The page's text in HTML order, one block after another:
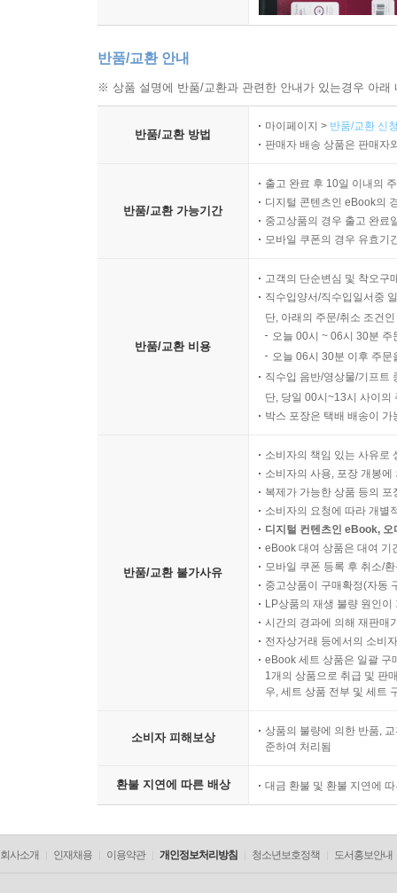
반품/교환 안내
※ 상품 설명에 반품/교환과 관련한 안내가 있는경우 아
반품/교환 방법
마이페이지 > 반품/교환 신
판매자 배송 상품은 판매자
반품/교환 가능기간
출고 완료 후 10일 이내의
디지털 콘텐츠인 eBook의
중고상품의 경우 출고 완료
모바일 쿠폰의 경우 유효기
반품/교환 비용
고객의 단순변심 및 착오구
직수입양서/직수입일서중
단, 아래의 주문/취소 조건
오늘 00시 ~ 06시 30분
오늘 06시 30분 이후 주
직수입 음반/영상물/기프트
단, 당일 00시~13시 사이의
박스 포장은 택배 배송이
반품/교환 불가사유
소비자의 책임 있는 사유로
소비자의 사용, 포장 개봉
복제가 가능한 상품 등의
소비자의 요청에 따라 개별
디지털 컨텐츠인 eBook,
eBook 대여 상품은 대여 기
모바일 쿠폰 등록 후 취소/
중고상품이 구매확정(자동
LP상품의 재생 불량 원인
시간의 경과에 의해 재판매
전자상거래 등에서의 소비
eBook 세트 상품은 일괄 구
1개의 상품으로 취급 및 판
우, 세트 상품 전부 및 세트
소비자 피해보상
상품의 불량에 의한 반품,
준하여 처리됨
환불 지연에 따른 배상 대금 환불 및 환불 지연에
회사소개 인재채용 이용약관 개인정보처리방침 청소년보호정책 도서홍보안내